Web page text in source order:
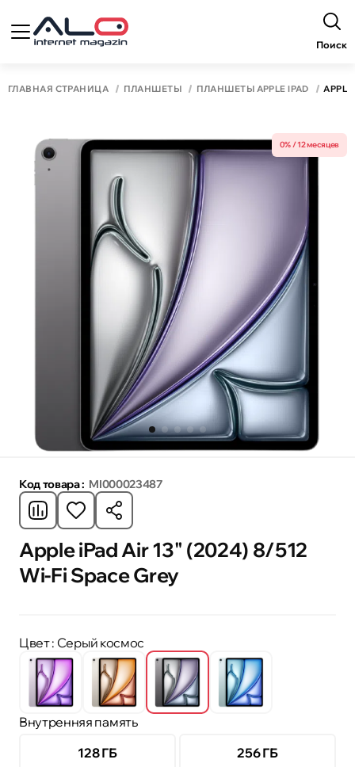
Поиск
ГЛАВНАЯ СТРАНИЦА ПЛАНШЕТЫ ПЛАНШЕТЫ APPLE IPAD
0% / 12 месяцев
Код товара : MI000023487
Apple iPad Air 13" (2024) 8/512
Wi-Fi Space Grey
Цвет: Серый космос
Внутренняя память
128 ГБ
256 ГБ